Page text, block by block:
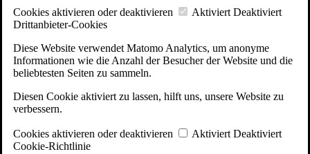
Cookies aktivieren oder deaktivieren Aktiviert Deaktiviert
Drittanbieter-Cookies
Diese Website verwendet Matomo Analytics, um anonyme
Informationen wie die Anzahl der Besucher der Website und die
beliebtesten Seiten zu sammeln.
Diesen Cookie aktiviert zu lassen, hilft uns, unsere Website zu
verbessern.
Cookies aktivieren oder deaktivieren Aktiviert Deaktiviert
Cookie-Richtlinie